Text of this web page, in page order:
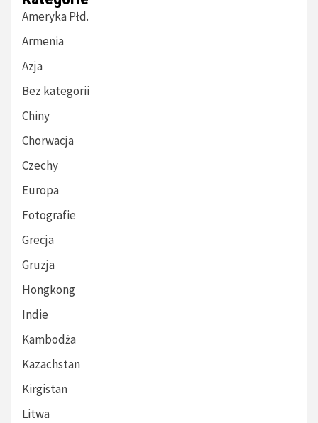
Ameryka Płd.
Armenia
Azja
Bez kategorii
Chiny
Chorwacja
Czechy
Europa
Fotografie
Grecja
Gruzja
Hongkong
Indie
Kambodża
Kazachstan
Kirgistan
Litwa